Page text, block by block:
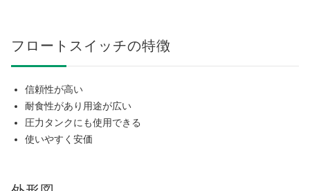
フロートスイッチの特徴
信頼性が高い
耐食性があり用途が広い
圧力タンクにも使用できる
使いやすく安価